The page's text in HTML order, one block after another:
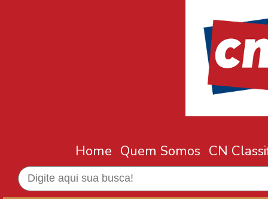
Home Quem Somos CN